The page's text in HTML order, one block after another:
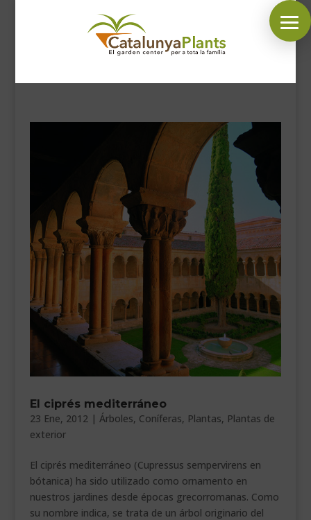
SÍGUENOS EN:
COMPLEMENTOS JARDÍN
DECORACIÓN
HORARIO GARDEN
CONTACTAR
BLOG
___________________________
VEURE EN CATALÀ
El ciprés mediterráneo
23 Ene, 2012 | Árboles, Coníferas, Plantas, Plantas de
exterior
El ciprés mediterráneo (Cupressus sempervirens en
bótanica) ha sido utilizado como ornamento en
nuestros jardines desde épocas grecorromanas. Como
su nombre indica, se trata de un árbol originario del